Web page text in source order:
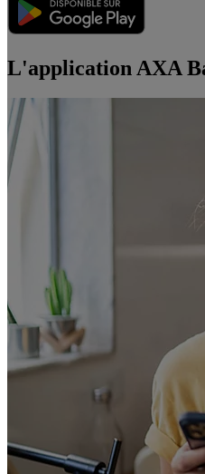
L'application AXA